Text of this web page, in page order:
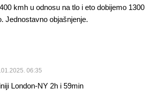
kmh u odnosu na tlo i eto dobijemo 1300
Jednostavno objašnjenje.
06:35
London-NY 2h i 59min